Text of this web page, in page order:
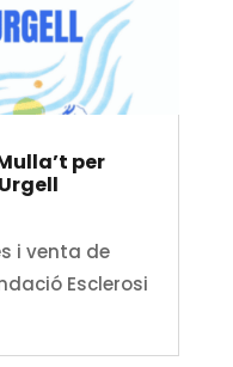
per
i venta de
Esclerosi